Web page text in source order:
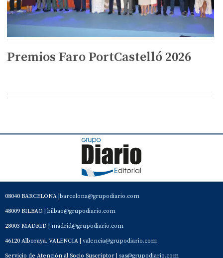
Premios Faro PortCastelló 2026
08040 BARCELONA | barcelona@grupodiario.com
48009 BILBAO | bilbao@grupodiario.com
28003 MADRID | madrid@grupodiario.com
46120 Alboraya. VALENCIA | valencia@grupodiario.com
Servicio de Atención al Socio Suscriptor | sas@grupodiario.com